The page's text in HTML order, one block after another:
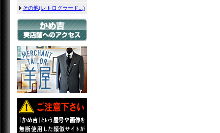
その他(レトログラード...)